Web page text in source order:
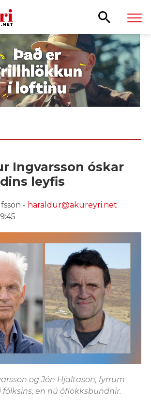
Ingvarsson óskar
leyfis
- haraldur@akureyri.net
og Jón Hjaltason, fyrrum
fólksins, en nú óflokksbundnir.